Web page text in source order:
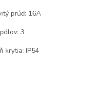
prúd: 16A
3
krytia: IP54